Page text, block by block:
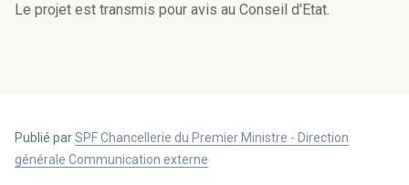
Le projet est transmis pour avis au Conseil d'Etat.
Publié parSPF Chancellerie du Premier Ministre - Direction
générale Communication externe